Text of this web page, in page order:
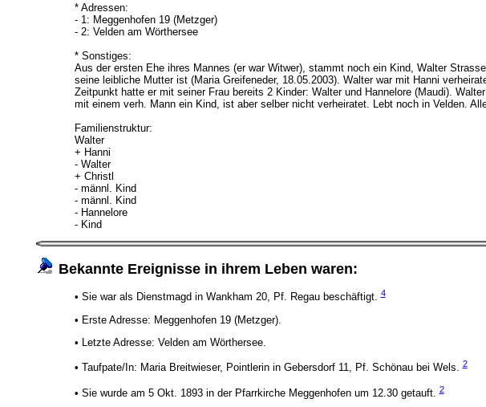
* Adressen:
- 1: Meggenhofen 19 (Metzger)
- 2: Velden am Wörthersee
* Sonstiges:
Aus der ersten Ehe ihres Mannes (er war Witwer), stammt noch ein Kind, Walter
seine leibliche Mutter ist (Maria Greifeneder, 18.05.2003). Walter war mit Hanni
Zeitpunkt hatte er mit seiner Frau bereits 2 Kinder: Walter und Hannelore (Maudi).
mit einem verh. Mann ein Kind, ist aber selber nicht verheiratet. Lebt noch in Velden.
Familienstruktur:
Walter
+ Hanni
- Walter
+ Christl
- männl. Kind
- männl. Kind
- Hannelore
- Kind
Bekannte Ereignisse in ihrem Leben waren:
• Sie war als Dienstmagd in Wankham 20, Pf. Regau beschäftigt.4
• Erste Adresse: Meggenhofen 19 (Metzger).
• Letzte Adresse: Velden am Wörthersee.
• Taufpate/In: Maria Breitwieser, Pointlerin in Gebersdorf 11, Pf. Schönau bei Wels.2
• Sie wurde am 5 Okt. 1893 in der Pfarrkirche Meggenhofen um 12.30 getauft.2